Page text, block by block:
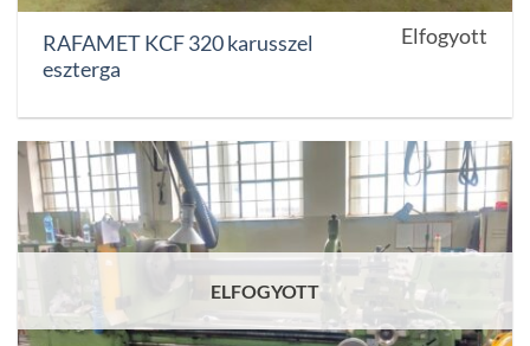
RAFAMET KCF 320 karusszel
eszterga
Elfogyott
ELFOGYOTT